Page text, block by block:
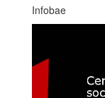
Infobae